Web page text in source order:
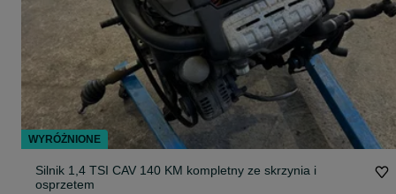
Silnik 1,4 TSI CAV 140 KM kompletny ze skrzynia i
osprzetem
WYRÓŻNIONE